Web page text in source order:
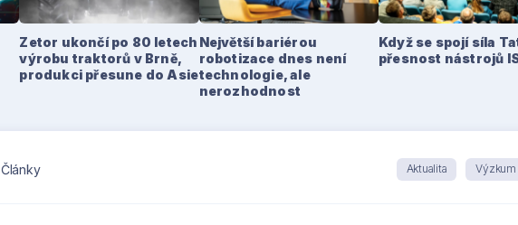
Zetor ukončí po 80 letech
výrobu traktorů v Brně,
produkci přesune do Asie
Největší bariérou
robotizace dnes není
technologie, ale
nerozhodnost
Když se spojí síla
přesnost nástrojů
Články Aktualita